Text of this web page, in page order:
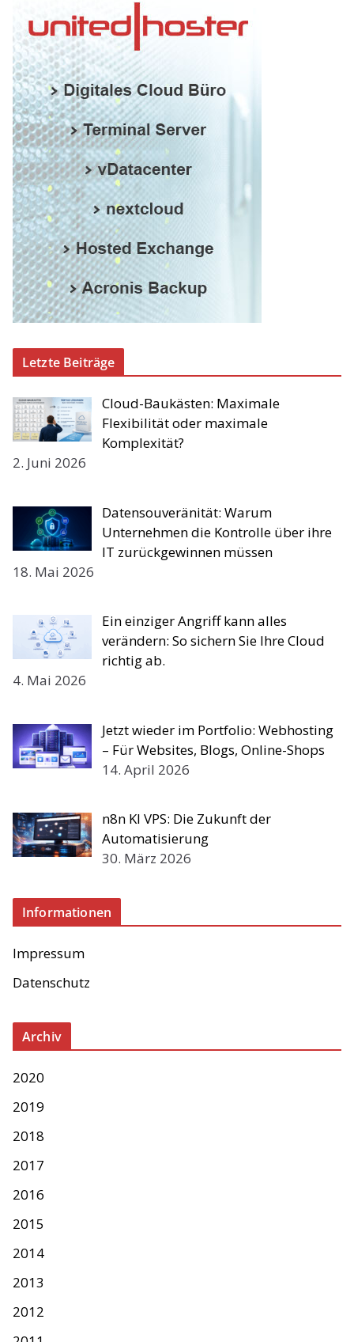
Letzte Beiträge
Cloud-Baukästen: Maximale
Flexibilität oder maximale
Komplexität?
2. Juni 2026
Datensouveränität: Warum
Unternehmen die Kontrolle über ihre
IT zurückgewinnen müssen
18. Mai 2026
Ein einziger Angriff kann alles
verändern: So sichern Sie Ihre Cloud
richtig ab.
4. Mai 2026
Jetzt wieder im Portfolio: Webhosting
– Für Websites, Blogs, Online-Shops
14. April 2026
n8n KI VPS: Die Zukunft der
Automatisierung
30. März 2026
Informationen
Impressum
Datenschutz
Archiv
2020
2019
2018
2017
2016
2015
2014
2013
2012